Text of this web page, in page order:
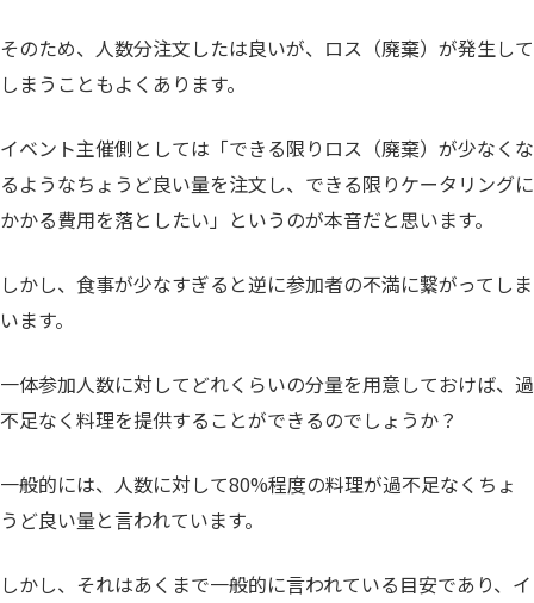
そのため、人数分注文したは良いが、ロス（廃棄）が発生して
しまうこともよくあります。
イベント主催側としては「できる限りロス（廃棄）が少なくな
るようなちょうど良い量を注文し、できる限りケータリングに
かかる費用を落としたい」というのが本音だと思います。
しかし、食事が少なすぎると逆に参加者の不満に繋がってしま
います。
一体参加人数に対してどれくらいの分量を用意しておけば、過
不足なく料理を提供することができるのでしょうか？
一般的には、人数に対して80%程度の料理が過不足なくちょ
うど良い量と言われています。
しかし、それはあくまで一般的に言われている目安であり、イ